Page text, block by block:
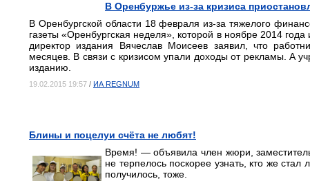
В Оренбуржье из-за кризиса
В Оренбургской области 18 февраля из-за тяжелого
газеты «Оренбургская неделя», которой в ноябре 2014
директор издания Вячеслав Моисеев заявил, что
месяцев. В связи с кризисом упали доходы от рекламы. А
изданию.
19.02.2015 19:57 / ИА REGNUM
Блины и поцелуи счёта не любят!
Время! — объявила член жюри,
не терпелось поскорее узнать, кто же
получилось, тоже.